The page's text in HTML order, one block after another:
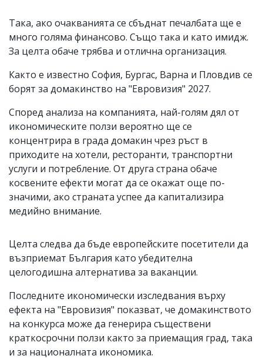
Така, ако очакванията се сбъднат печалбата ще е
много голяма финансово. Също така и като имидж.
За целта обаче трябва и отлична организация.
Както е известно София, Бургас, Варна и Пловдив се
борят за домакинство на "Евровизия" 2027.
Според анализа на компанията, най-голям дял от
икономическите ползи вероятно ще се
концентрира в града домакин чрез ръст в
приходите на хотели, ресторанти, транспортни
услуги и потребление. От друга страна обаче
косвените ефекти могат да се окажат още по-
значими, ако страната успее да капитализира
медийно внимание.
Целта следва да бъде европейските посетители да
възприемат България като убедителна
целогодишна алтернатива за ваканции.
Последните икономически изследвания върху
ефекта на "Евровизия" показват, че домакинството
на конкурса може да генерира съществени
краткосрочни ползи както за приемащия град, така
и за националната икономика.